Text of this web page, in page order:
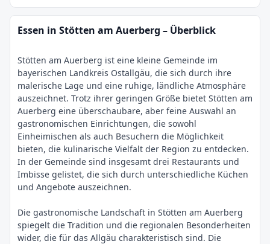
Essen in Stötten am Auerberg – Überblick
Stötten am Auerberg ist eine kleine Gemeinde im
bayerischen Landkreis Ostallgäu, die sich durch ihre
malerische Lage und eine ruhige, ländliche Atmosphäre
auszeichnet. Trotz ihrer geringen Größe bietet Stötten am
Auerberg eine überschaubare, aber feine Auswahl an
gastronomischen Einrichtungen, die sowohl
Einheimischen als auch Besuchern die Möglichkeit
bieten, die kulinarische Vielfalt der Region zu entdecken.
In der Gemeinde sind insgesamt drei Restaurants und
Imbisse gelistet, die sich durch unterschiedliche Küchen
und Angebote auszeichnen.
Die gastronomische Landschaft in Stötten am Auerberg
spiegelt die Tradition und die regionalen Besonderheiten
wider, die für das Allgäu charakteristisch sind. Die